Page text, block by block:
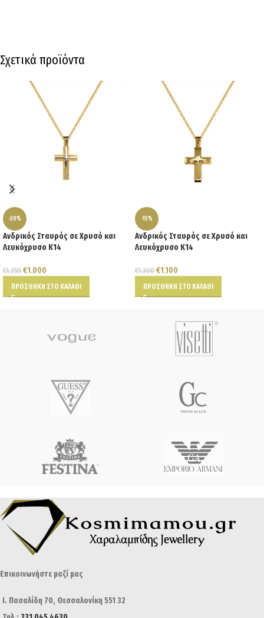
Σχετικά προϊόντα
-20%
Ανδρικός Σταυρός σε Χρυσό και
Λευκόχρυσο Κ14
€1.250 €1.000
ΠΡΟΣΘΉΚΗ ΣΤΟ ΚΑΛΆΘΙ
-15%
Ανδρικός Σταυρός σε Χρυσό και
Λευκόχρυσο Κ14
€1.300 €1.100
ΠΡΟΣΘΉΚΗ ΣΤΟ ΚΑΛΆΘΙ
Επικοινωνήστε μαζί μας
Ι. Πασαλίδη 70, Θεσσαλονίκη 551 32